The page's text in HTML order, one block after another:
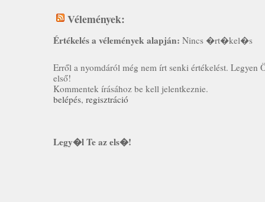
Vélemények:
Értékelés a vélemények alapján: Nincs �rt�kel�s
Erről a nyomdáról még nem írt senki értékelést. Legyen
első!
Kommentek írásához be kell jelentkeznie.
belépés, regisztráció
Legy�l Te az els�!